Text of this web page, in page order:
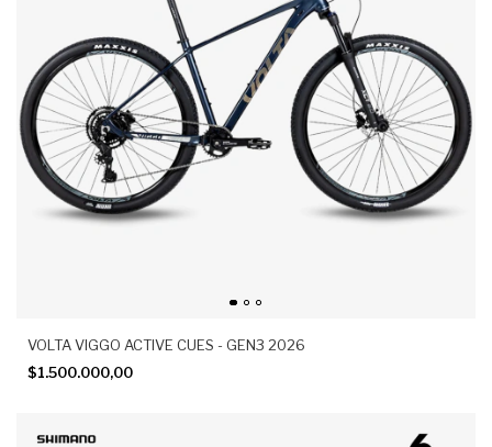
VOLTA VIGGO ACTIVE CUES - GEN3 2026
$1.500.000,00